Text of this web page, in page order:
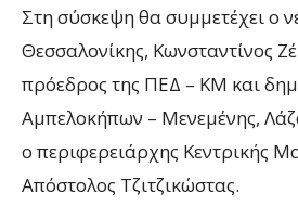
Στη σύσκεψη θα συμμετέχει ο
Θεσσαλονίκης, Κωνσταντίνος
πρόεδρος της ΠΕΔ – ΚΜ και
Αμπελοκήπων – Μενεμένης,
ο περιφερειάρχης Κεντρικής
Απόστολος Τζιτζικώστας.